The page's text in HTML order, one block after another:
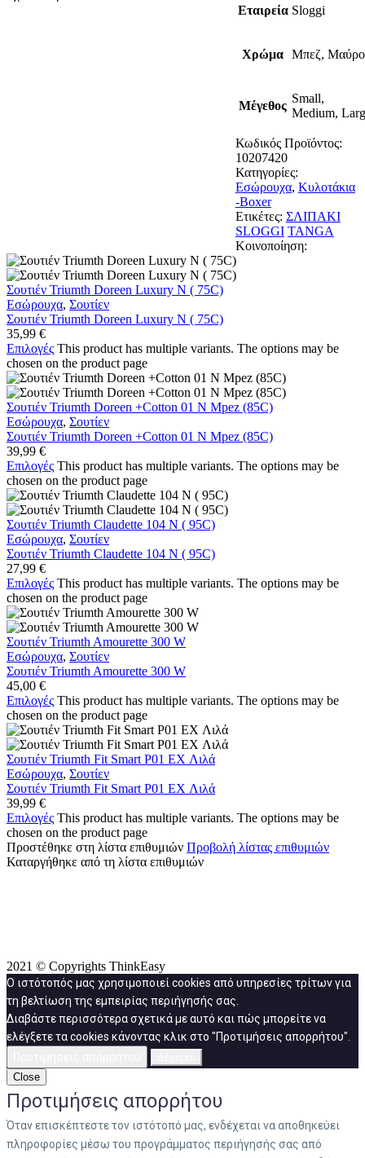
Εταιρεία Sloggi
Χρώμα Μπεζ, Μαύρο
Μέγεθος
Small,
Medium,
Κωδικός Προϊόντος:
10207420
Κατηγορίες:
Εσώρουχα, Κυλοτάκια
-Boxer
Ετικέτες: ΣΛΙΠΑΚΙ
SLOGGI TANGA
Κοινοποίηση:
Σουτιέν Triumth Doreen Luxury N ( 75C)
Εσώρουχα, Σουτίεν
Σουτιέν Triumth Doreen Luxury N ( 75C)
35,99 €
Επιλογές This product has multiple variants. The options may be
chosen on the product page
Σουτιέν Triumth Doreen +Cotton 01 N Mpez (85C)
Εσώρουχα, Σουτίεν
Σουτιέν Triumth Doreen +Cotton 01 N Mpez (85C)
39,99 €
Επιλογές This product has multiple variants. The options may be
chosen on the product page
Σουτιέν Triumth Claudette 104 N ( 95C)
Εσώρουχα, Σουτίεν
Σουτιέν Triumth Claudette 104 N ( 95C)
27,99 €
Επιλογές This product has multiple variants. The options may be
chosen on the product page
Σουτιέν Triumth Amourette 300 W
Εσώρουχα, Σουτίεν
Σουτιέν Triumth Amourette 300 W
45,00 €
Επιλογές This product has multiple variants. The options may be
chosen on the product page
Σουτιέν Triumth Fit Smart P01 EX Λιλά
Εσώρουχα, Σουτίεν
Σουτιέν Triumth Fit Smart P01 EX Λιλά
39,99 €
Επιλογές This product has multiple variants. The options may be
chosen on the product page
Προστέθηκε στη λίστα επιθυμιών Προβολή λίστας επιθυμιών
Καταργήθηκε από τη λίστα επιθυμιών
2021 © Copyrights ThinkEasy
Ο ιστότοπός μας χρησιμοποιεί cookies από υπηρεσίες τρίτων για
τη βελτίωση της εμπειρίας περιήγησής σας.
Διαβάστε περισσότερα σχετικά με αυτό και πώς μπορείτε να
ελέγξετε τα cookies κάνοντας κλικ στο "Προτιμήσεις απορρήτου".
Close
Προτιμήσεις απορρήτου
Όταν επισκέπτεστε τον ιστότοπό μας, ενδέχεται να αποθηκεύει
πληροφορίες μέσω του προγράμματος περιήγησής σας από